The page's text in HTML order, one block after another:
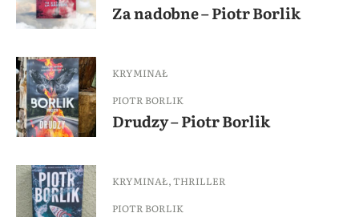
Za nadobne – Piotr Borlik
KRYMINAŁ
PIOTR BORLIK
Drudzy – Piotr Borlik
KRYMINAŁ,THRILLER
PIOTR BORLIK